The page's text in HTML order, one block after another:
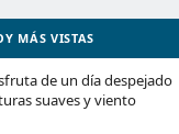
MÁS VISTAS
de un día despejado
suaves y viento